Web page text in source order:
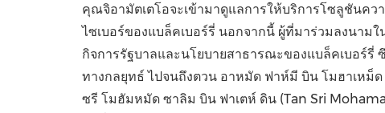
คุณจิอามัตเตโอจะเข้ามาดูแลการให้บริการโซลูชันคว
ไซเบอร์ของแบล็คเบอร์รี่ นอกจากนี้ ผู้ที่มาร่วมลงนา
กิจการรัฐบาลและนโยบายสาธารณะของแบล็คเบอร์
ทางกลยุทธ์ ไปจนถึงตวน อาหมัด ฟาห์มี บิน โมฮาเหม็ด
ซรี โมฮัมหมัด ซาลิม บิน ฟาเตห์ ดิน (Tan Sri